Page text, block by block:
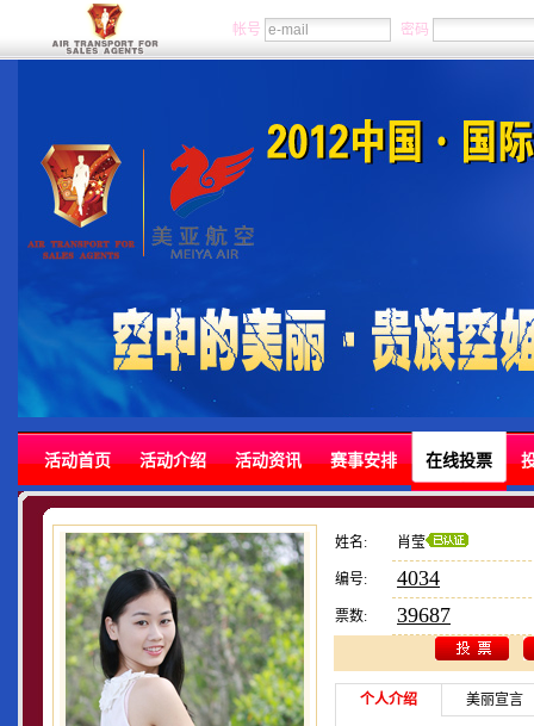
帐号 密码
活动首页 活动介绍 活动资讯 赛事安排 在线投票
姓名: 肖莹
编号: 4034
票数: 39687
个人介绍 美丽宣言